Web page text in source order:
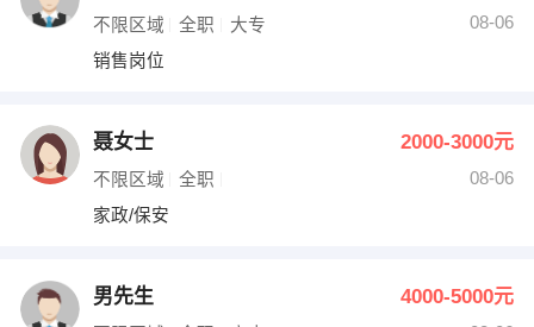
不限区域 全职 大专
08-06
销售岗位
聂女士 2000-3000元
不限区域 全职
08-06
家政/保安
男先生 4000-5000元